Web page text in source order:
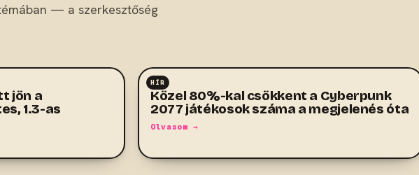
— a szerkesztőség
jön a
1.3-as
HÍR
RPG
Közel 80%-kal csökkent a Cyberpunk
2077 játékosok száma a megjelenés óta
Olvasom →